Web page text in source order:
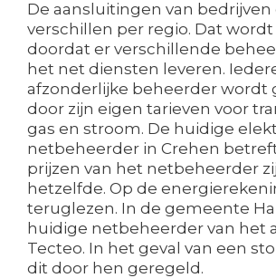
De aansluitingen van bedrijven
verschillen per regio. Dat
doordat er verschillende
het net diensten leveren.
afzonderlijke beheerder wordt
door zijn eigen tarieven voor
gas en stroom. De huidige
netbeheerder in Crehen
prijzen van het netbeheerder
hetzelfde. Op de
teruglezen. In de gemeente
huidige netbeheerder van het
Tecteo. In het geval van een
dit door hen geregeld.